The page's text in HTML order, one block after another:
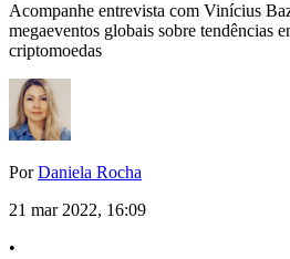
Acompanhe entrevista com Vinícius
megaeventos globais sobre tendências
criptomoedas
PorDaniela Rocha
21 mar 2022, 16:09
•